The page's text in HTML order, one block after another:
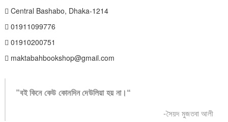
Central Bashabo, Dhaka-1214
01911099776
01910200751
maktabahbookshop@gmail.com
”বই কিনে কেউ কোনদিন দেউলিয়া হয় না।“
-সৈয়দ মুজতবা আলী